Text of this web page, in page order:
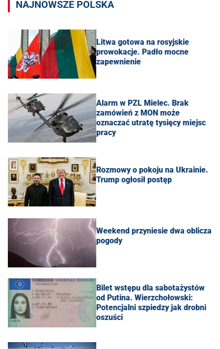
NAJNOWSZE POLSKA
Litwa gotowa na rosyjskie
prowokacje. Padło mocne
zapewnienie
Alarm w PZL Mielec. Brak
zamówień z MON może
oznaczać utratę tysięcy miejsc
pracy
Rozmowy o pokoju na Ukrainie.
Trump ogłosił postęp
Weekend przyniesie dwa oblicza
pogody
Bilet wstępu dla sabotażystów
od Putina. Wierzchołowski:
Potencjalni szpiedzy jak drobni
oszuści